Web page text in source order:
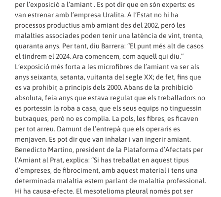
per l’exposició a l’amiant . Es pot dir que en són experts: es
van estrenar amb l’empresa Uralita. A l’Estat no hi ha
processos productius amb amiant des del 2002, però les
malalties associades poden tenir una latència de vint, trenta,
quaranta anys. Per tant, diu Barrera: “El punt més alt de casos
el tindrem el 2024. Ara comencem, com aquell qui diu.”
L’exposició més forta a les microfibres de l’amiant va ser als
anys seixanta, setanta, vuitanta del segle XX; de fet, fins que
es va prohibir, a principis dels 2000. Abans de la prohibició
absoluta, feia anys que estava regulat que els treballadors no
es portessin la roba a casa, que els seus equips no tinguessin
butxaques, però no es complia. La pols, les fibres, es ficaven
per tot arreu. Damunt de l’entrepà que els operaris es
menjaven. Es pot dir que van inhalar i van ingerir amiant.
Benedicto Martino, president de la Plataforma d’Afectats per
l’Amiant al Prat, explica: “Si has treballat en aquest tipus
d’empreses, de fibrociment, amb aquest material i tens una
determinada malaltia estem parlant de malaltia professional.
Hi ha causa-efecte. El mesotelioma pleural només pot ser